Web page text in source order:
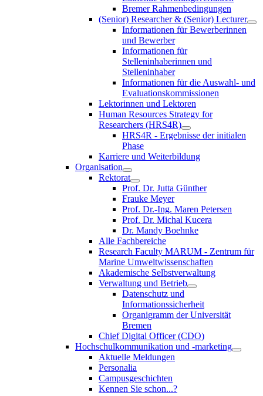
Bremer Rahmenbedingungen
(Senior) Researcher & (Senior) Lecturer
Informationen für Bewerberinnen
und Bewerber
Informationen für
Stelleninhaberinnen und
Stelleninhaber
Informationen für die Auswahl- und
Evaluationskommissionen
Lektorinnen und Lektoren
Human Resources Strategy for
Researchers (HRS4R)
HRS4R - Ergebnisse der initialen
Phase
Karriere und Weiterbildung
Organisation
Rektorat
Prof. Dr. Jutta Günther
Frauke Meyer
Prof. Dr.-Ing. Maren Petersen
Prof. Dr. Michal Kucera
Dr. Mandy Boehnke
Alle Fachbereiche
Research Faculty MARUM - Zentrum für
Marine Umweltwissenschaften
Akademische Selbstverwaltung
Verwaltung und Betrieb
Datenschutz und
Informationssicherheit
Organigramm der Universität
Bremen
Chief Digital Officer (CDO)
Hochschulkommunikation und -marketing
Aktuelle Meldungen
Personalia
Campusgeschichten
Kennen Sie schon...?